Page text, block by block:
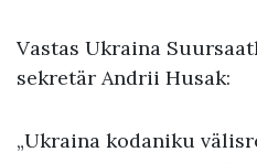
Vastas Ukraina
sekretär Andrii Husak:
„Ukraina kodaniku